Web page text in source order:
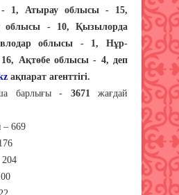
1, Атырау облысы - 15,
облысы - 10, Қызылорда
облысы - 1, Нұр-
Ақтөбе облысы - 4, деп
ақпарат агенттігі.
барлығы - 3671жағдай
– 669